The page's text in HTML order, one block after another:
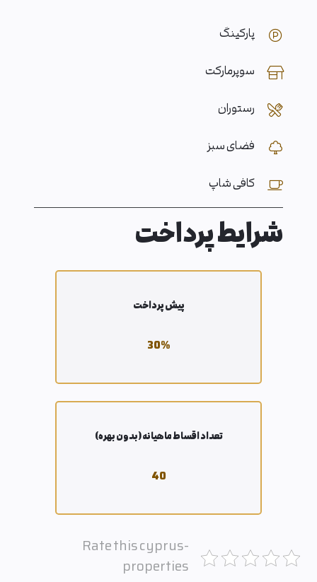
پارکینگ
سوپرمارکت
رستوران
فضای سبز
کافی شاپ
شرایط پرداخت
پیش پرداخت
%
30
تعداد اقساط ماهیانه (بدون بهره)
40
Rate this cyprus-
properties